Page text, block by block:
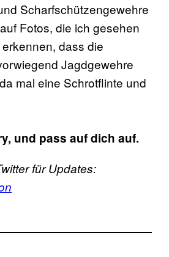
Scharfschützengewehre
Fotos, die ich gesehen
dass die
Jagdgewehre
mal eine Schrotflinte und
und pass auf dich auf.
für Updates: